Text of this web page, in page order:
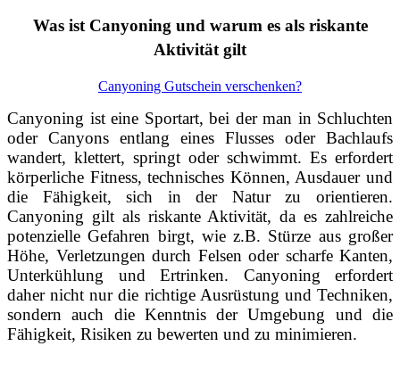
Was ist Canyoning und warum es als riskante
Aktivität gilt
Canyoning Gutschein verschenken?
Canyoning ist eine Sportart, bei der man in Schluchten
oder Canyons entlang eines Flusses oder Bachlaufs
wandert, klettert, springt oder schwimmt. Es erfordert
körperliche Fitness, technisches Können, Ausdauer und
die Fähigkeit, sich in der Natur zu orientieren.
Canyoning gilt als riskante Aktivität, da es zahlreiche
potenzielle Gefahren birgt, wie z.B. Stürze aus großer
Höhe, Verletzungen durch Felsen oder scharfe Kanten,
Unterkühlung und Ertrinken. Canyoning erfordert
daher nicht nur die richtige Ausrüstung und Techniken,
sondern auch die Kenntnis der Umgebung und die
Fähigkeit, Risiken zu bewerten und zu minimieren.